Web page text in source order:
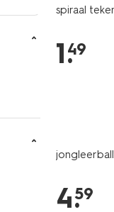
spiraal
1.
49
4.
59